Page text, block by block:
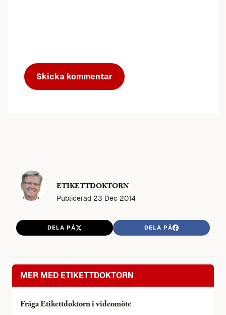
ETIKETTDOKTORN
Publicerad 23 Dec 2014
DELA PÅ DELA PÅ
MER MED ETIKETTDOKTORN
Fråga Etikettdoktorn i videomöte